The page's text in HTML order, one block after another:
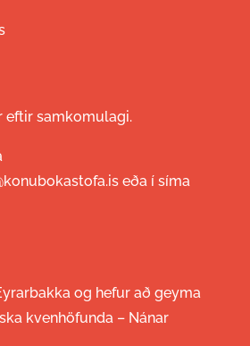
eftir samkomulagi.
eða í síma
og hefur að geyma
kvenhöfunda – Nánar